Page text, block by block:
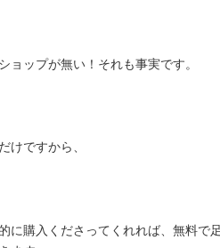
ップが無い！それも事実です。
ですから、
に購入くださってくれれば、無料で